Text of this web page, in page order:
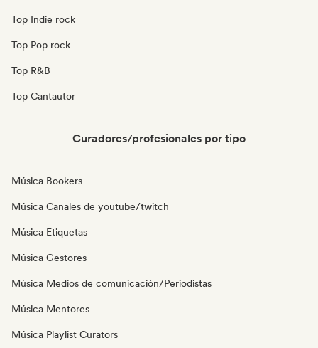
Top Indie rock
Top Pop rock
Top R&B
Top Cantautor
Curadores/profesionales por tipo
Música Bookers
Música Canales de youtube/twitch
Música Etiquetas
Música Gestores
Música Medios de comunicación/Periodistas
Música Mentores
Música Playlist Curators